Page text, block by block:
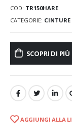
COD: TR150HARE
CATEGORIE: CINTURE
SCOPRI DI PIÙ
AGGIUNGI ALLA